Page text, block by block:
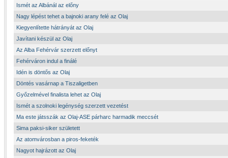
Ismét az Albánál az előny
Nagy lépést tehet a bajnoki arany felé az Olaj
Kiegyenlítette hátrányát az Olaj
Javítani készül az Olaj
Az Alba Fehérvár szerzett előnyt
Fehérváron indul a finálé
Idén is döntős az Olaj
Döntés vasárnap a Tiszaligetben
Győzelmével finalista lehet az Olaj
Ismét a szolnoki legénység szerzett vezetést
Ma este játsszák az Olaj-ASE párharc harmadik meccsét
Sima paksi-siker született
Az atomvárosban a piros-feketék
Nagyot hajrázott az Olaj